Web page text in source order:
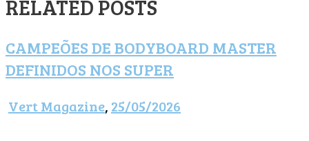
RELATED POSTS
CAMPEÕES DE BODYBOARD MASTER
DEFINIDOS NOS SUPER
Vert Magazine, 25/05/2026